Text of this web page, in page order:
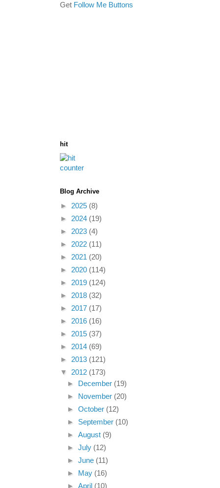
Get Follow Me Buttons
hit
Blog Archive
► 2025 (8)
► 2024 (19)
► 2023 (4)
► 2022 (11)
► 2021 (20)
► 2020 (114)
► 2019 (124)
► 2018 (32)
► 2017 (17)
► 2016 (16)
► 2015 (37)
► 2014 (69)
► 2013 (121)
▼ 2012 (173)
►
December (19)
►
November (20)
►October (12)
► September (10)
►August (9)
►July (12)
►June (11)
►
May (16)
►April (10)